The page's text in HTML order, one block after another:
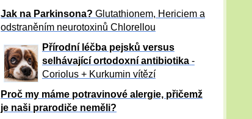
Jak na Parkinsona? Glutathionem, Hericiem a
odstraněním neurotoxinů Chlorellou
Přírodní léčba pejsků versus
selhávající ortodoxní antibiotika -
Coriolus + Kurkumin vítězí
Proč my máme potravinové alergie, přičemž
je naši prarodiče neměli?